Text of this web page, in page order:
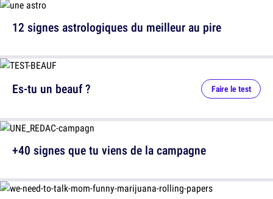
12 signes astrologiques du meilleur au pire
Es-tu un beauf ? Faire le test
+40 signes que tu viens de la campagne